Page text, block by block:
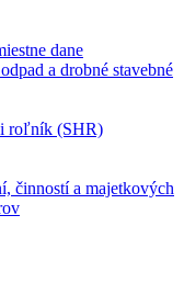
dane
a drobné stavebné
roľník (SHR)
činností a majetkových